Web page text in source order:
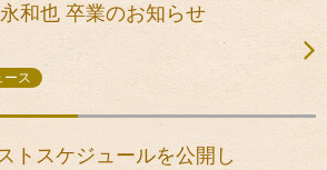
和也 卒業のお知らせ
ース
トスケジュールを公開し